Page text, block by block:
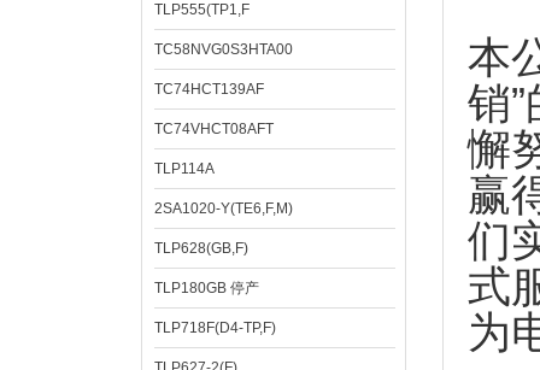
TLP555(TP1,F
TC58NVG0S3HTA00
TC74HCT139AF
TC74VHCT08AFT
TLP114A
2SA1020-Y(TE6,F,M)
TLP628(GB,F)
TLP180GB 停产
TLP718F(D4-TP,F)
本
销
懈
赢
们
式
为